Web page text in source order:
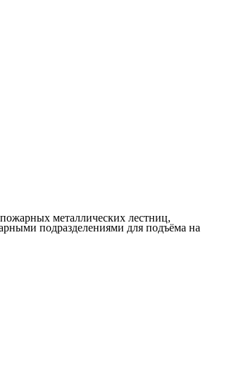
металлических лестниц,
подразделениями для подъёма на